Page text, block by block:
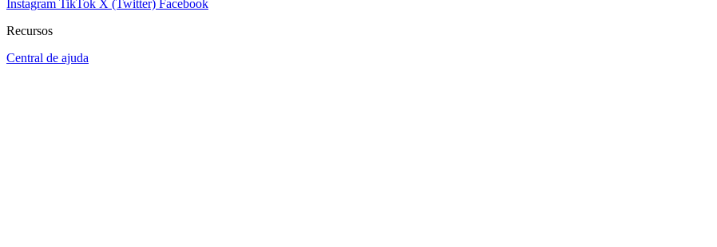
Instagram TikTok X (Twitter) Facebook
Recursos
Central de ajuda